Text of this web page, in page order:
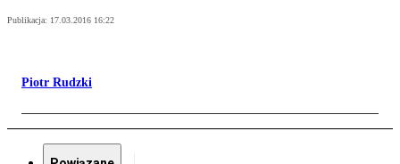
Publikacja: 17.03.2016 16:22
Piotr Rudzki